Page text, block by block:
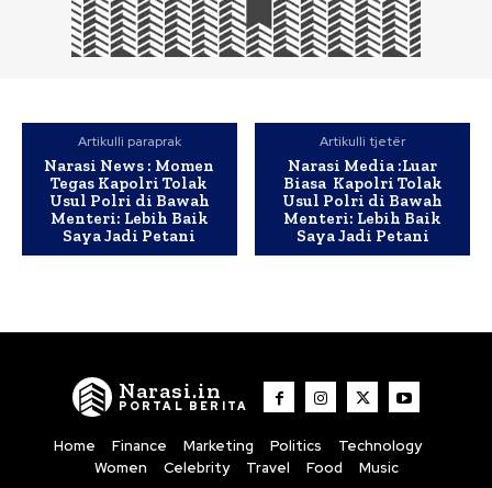
Artikulli paraprak
Narasi News : Momen
Tegas Kapolri Tolak
Usul Polri di Bawah
Menteri: Lebih Baik
Saya Jadi Petani
Artikulli tjetër
Narasi Media :Luar
Biasa Kapolri Tolak
Usul Polri di Bawah
Menteri: Lebih Baik
Saya Jadi Petani
Narasi.in
PORTAL BERITA
Home Finance Marketing Politics
Technology
Women
Celebrity Travel Food Music